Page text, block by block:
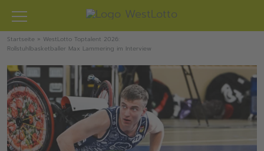
Zum
Inhalt
springen
Startseite » WestLotto Toptalent 2026:
Rollstuhlbasketballer Max Lammering im Interview